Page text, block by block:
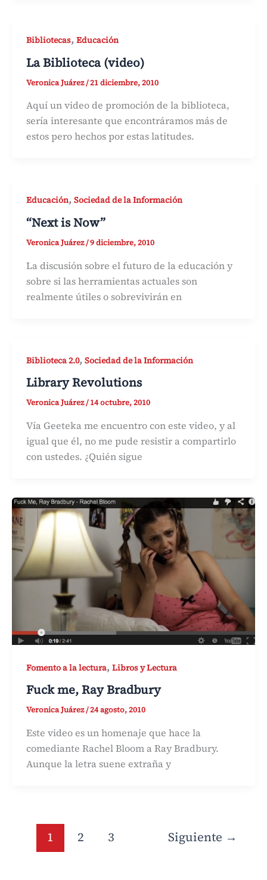
Bibliotecas, Educación
La Biblioteca (video)
Veronica Juárez/21 diciembre, 2010
Aquí un video de promoción de la biblioteca,
sería interesante que encontráramos más de
estos pero hechos por estas latitudes.
Educación, Sociedad de la Información
“Next is Now”
Veronica Juárez/9 diciembre, 2010
La discusión sobre el futuro de la educación y
sobre si las herramientas actuales son
realmente útiles o sobrevivirán en
Biblioteca 2.0, Sociedad de la Información
Library Revolutions
Veronica Juárez/14 octubre, 2010
Vía Geeteka me encuentro con este video, y al
igual que él, no me pude resistir a compartirlo
con ustedes. ¿Quién sigue
Fomento a la lectura, Libros y Lectura
Fuck me, Ray Bradbury
Veronica Juárez/24 agosto, 2010
Este video es un homenaje que hace la
comediante Rachel Bloom a Ray Bradbury.
Aunque la letra suene extraña y
1 2 3 Siguiente →